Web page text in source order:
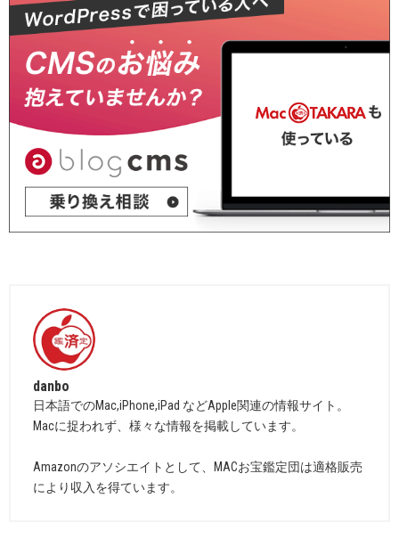
danbo
日本語でのMac,iPhone,iPad などApple関連の情報サイト。
Macに捉われず、様々な情報を掲載しています。
Amazonのアソシエイトとして、MACお宝鑑定団は適格販売
により収入を得ています。